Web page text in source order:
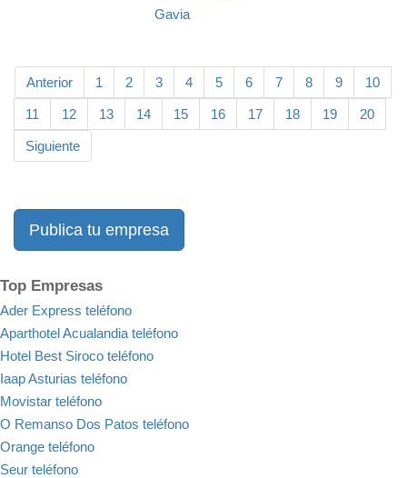
Gavia
Anterior 1 2 3 4 5 6 7 8 9 10
11 12 13 14 15 16 17 18 19 20
Siguiente
Publica tu empresa
Top Empresas
Ader Express teléfono
Aparthotel Acualandia teléfono
Hotel Best Siroco teléfono
Iaap Asturias teléfono
Movistar teléfono
O Remanso Dos Patos teléfono
Orange teléfono
Seur teléfono